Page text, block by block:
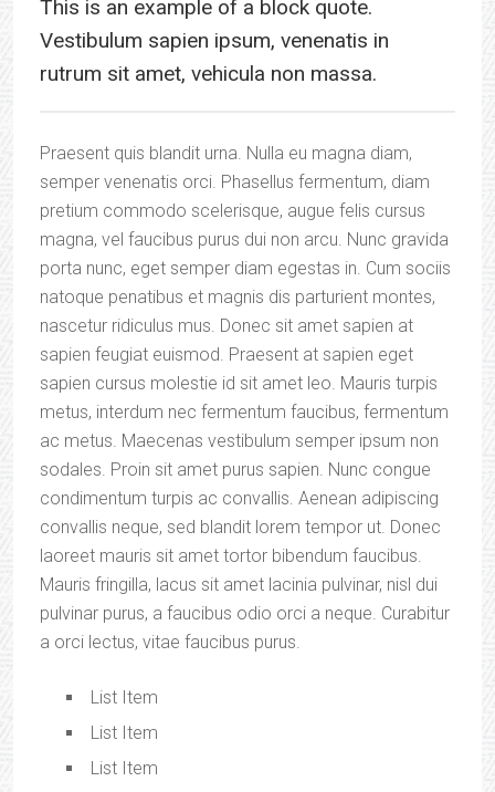
This is an example of a block quote.
Vestibulum sapien ipsum, venenatis in
rutrum sit amet, vehicula non massa.
Praesent quis blandit urna. Nulla eu magna diam,
semper venenatis orci. Phasellus fermentum, diam
pretium commodo scelerisque, augue felis cursus
magna, vel faucibus purus dui non arcu. Nunc gravida
porta nunc, eget semper diam egestas in. Cum sociis
natoque penatibus et magnis dis parturient montes,
nascetur ridiculus mus. Donec sit amet sapien at
sapien feugiat euismod. Praesent at sapien eget
sapien cursus molestie id sit amet leo. Mauris turpis
metus, interdum nec fermentum faucibus, fermentum
ac metus. Maecenas vestibulum semper ipsum non
sodales. Proin sit amet purus sapien. Nunc congue
condimentum turpis ac convallis. Aenean adipiscing
convallis neque, sed blandit lorem tempor ut. Donec
laoreet mauris sit amet tortor bibendum faucibus.
Mauris fringilla, lacus sit amet lacinia pulvinar, nisl dui
pulvinar purus, a faucibus odio orci a neque. Curabitur
a orci lectus, vitae faucibus purus.
List Item
List Item
List Item